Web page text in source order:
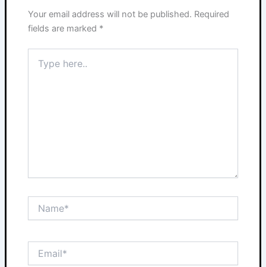
Your email address will not be published. Required
fields are marked *
here..